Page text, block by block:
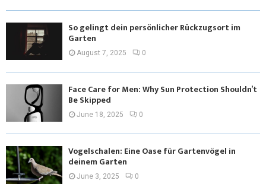
So gelingt dein persönlicher Rückzugsort im
Garten
August 7, 2025 0
Face Care for Men: Why Sun Protection Shouldn’t
Be Skipped
June 18, 2025 0
Vogelschalen: Eine Oase für Gartenvögel in
deinem Garten
June 3, 2025 0